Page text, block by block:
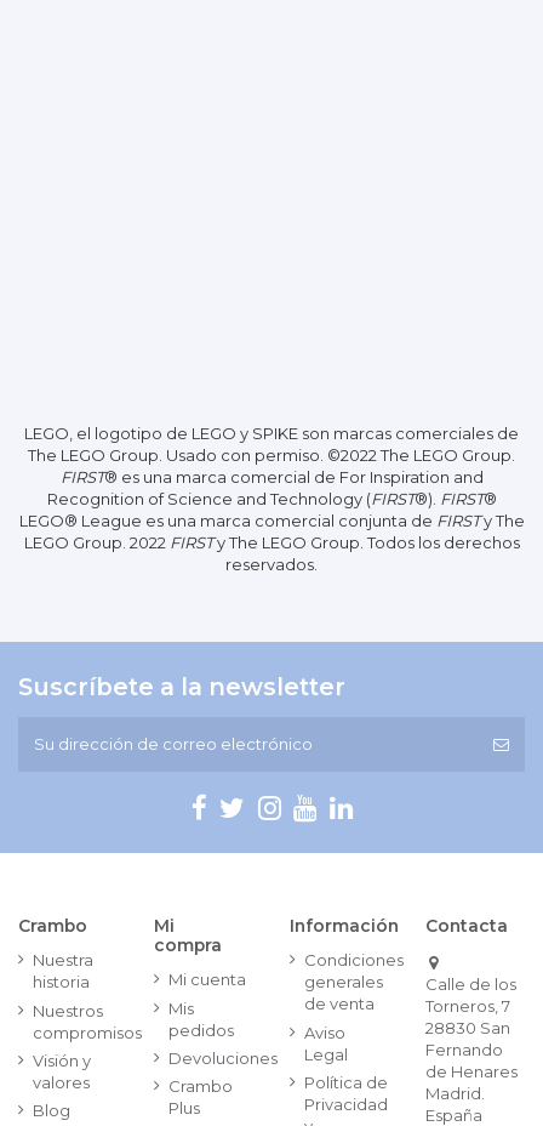
LEGO, el logotipo de LEGO y SPIKE son marcas comerciales de
The LEGO Group. Usado con permiso. ©2022 The LEGO Group.
FIRST® es una marca comercial de For Inspiration and
Recognition of Science and Technology (FIRST®). FIRST®
LEGO® League es una marca comercial conjunta de FIRSTy The
LEGO Group. 2022 FIRSTy The LEGO Group. Todos los derechos
reservados.
Suscríbete a la newsletter
Crambo
Nuestra
historia
Nuestros
compromisos
Visión y
valores
Blog
Mi
compra
Mi cuenta
Mis
pedidos
Devoluciones
Crambo
Plus
Información
Condiciones
generales
de venta
Aviso
Legal
Política de
Privacidad
Contacta
Calle de los
Torneros, 7
28830 San
Fernando
de Henares
Madrid.
España